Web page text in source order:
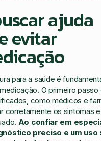
ajuda
evitar
para a saúde é
O primeiro passo
como médicos e
corretamente os sintomas
Ao confiar em
preciso e um uso